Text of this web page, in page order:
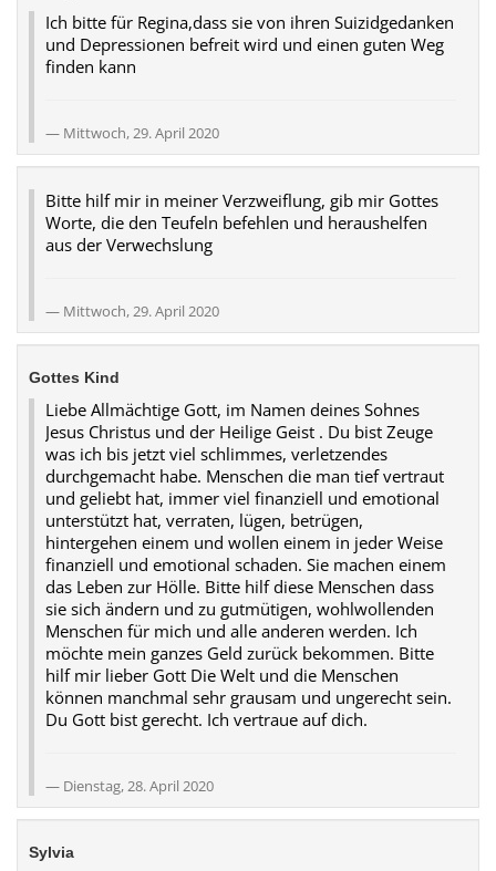
Ich bitte für Regina,dass sie von ihren Suizidgedanken
und Depressionen befreit wird und einen guten Weg
finden kann
Mittwoch, 29. April 2020
Bitte hilf mir in meiner Verzweiflung, gib mir Gottes
Worte, die den Teufeln befehlen und heraushelfen
aus der Verwechslung
Mittwoch, 29. April 2020
Gottes Kind
Liebe Allmächtige Gott, im Namen deines Sohnes
Jesus Christus und der Heilige Geist . Du bist Zeuge
was ich bis jetzt viel schlimmes, verletzendes
durchgemacht habe. Menschen die man tief vertraut
und geliebt hat, immer viel finanziell und emotional
unterstützt hat, verraten, lügen, betrügen,
hintergehen einem und wollen einem in jeder Weise
finanziell und emotional schaden. Sie machen einem
das Leben zur Hölle. Bitte hilf diese Menschen dass
sie sich ändern und zu gutmütigen, wohlwollenden
Menschen für mich und alle anderen werden. Ich
möchte mein ganzes Geld zurück bekommen. Bitte
hilf mir lieber Gott Die Welt und die Menschen
können manchmal sehr grausam und ungerecht sein.
Du Gott bist gerecht. Ich vertraue auf dich.
Dienstag, 28. April 2020
Sylvia